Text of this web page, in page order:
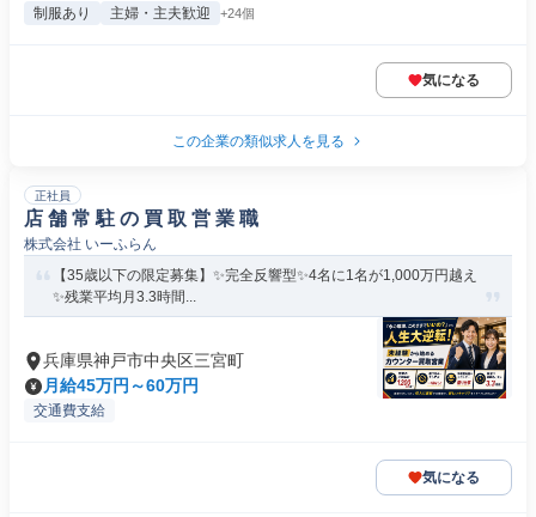
制服あり 主婦・主夫歓迎 +24個
気になる
この企業の類似求人を見る
正社員
店 舗 常 駐 の 買 取 営 業 職
株式会社 いーふらん
【35歳以下の限定募集】✨完全反響型✨4名に1名が1,000万円越え
✨残業平均月3.3時間...
兵庫県神戸市中央区三宮町
月給45万円～60万円
交通費支給
気になる